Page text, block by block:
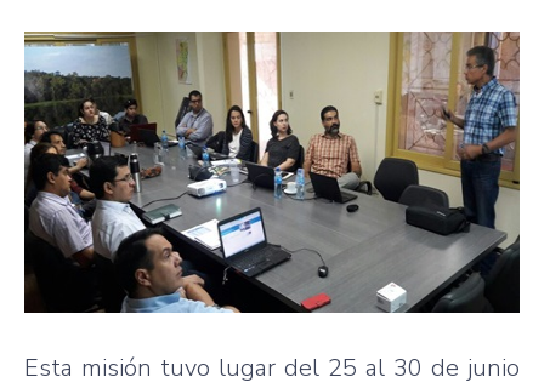
Esta misión tuvo lugar del 25 al 30 de junio